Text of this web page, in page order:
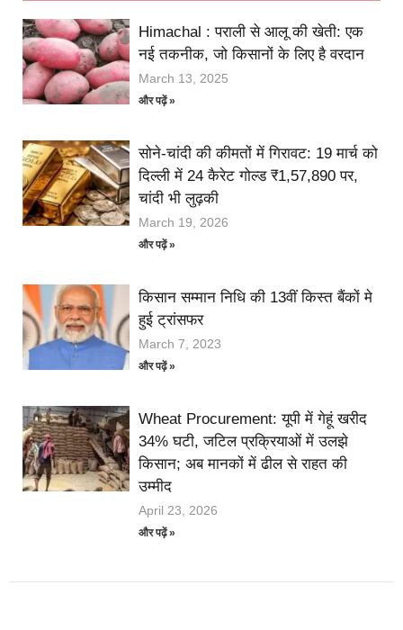
Himachal : पराली से आलू की खेती: एक
नई तकनीक, जो किसानों के लिए है वरदान
March 13, 2025
और पढ़ें »
सोने-चांदी की कीमतों में गिरावट: 19 मार्च को
दिल्ली में 24 कैरेट गोल्ड ₹1,57,890 पर,
चांदी भी लुढ़की
March 19, 2026
और पढ़ें »
किसान सम्मान निधि की 13वीं किस्त बैंकों मे
हुई ट्रांसफर
March 7, 2023
और पढ़ें »
Wheat Procurement: यूपी में गेहूं खरीद
34% घटी, जटिल प्रक्रियाओं में उलझे
किसान; अब मानकों में ढील से राहत की
उम्मीद
April 23, 2026
और पढ़ें »